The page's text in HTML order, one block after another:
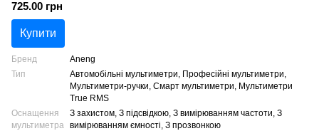
725.00 грн
Купити
Бренд
Aneng
Тип
Автомобільні мультиметри, Професійні мультиметри,
Мультиметри-ручки, Смарт мультиметри, Мультиметри
True RMS
Оснащення
мультиметра
З захистом, З підсвідкою, З вимірюванням частоти, З
вимірюванням ємності, З прозвонкою